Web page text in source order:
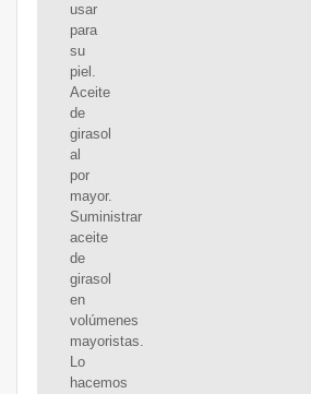
usar
para
su
piel.
Aceite
de
girasol
al
por
mayor.
Suministrar
aceite
de
girasol
en
volúmenes
mayoristas.
Lo
hacemos